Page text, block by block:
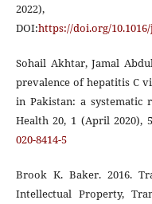
DOI:https://doi.org/
Sohail Akhtar, Jamal
prevalence of hepatitis C
in Pakistan: a systematic
Health 20, 1 (April 2020),
020-8414-5
Brook K. Baker. 2016.
Intellectual Property,